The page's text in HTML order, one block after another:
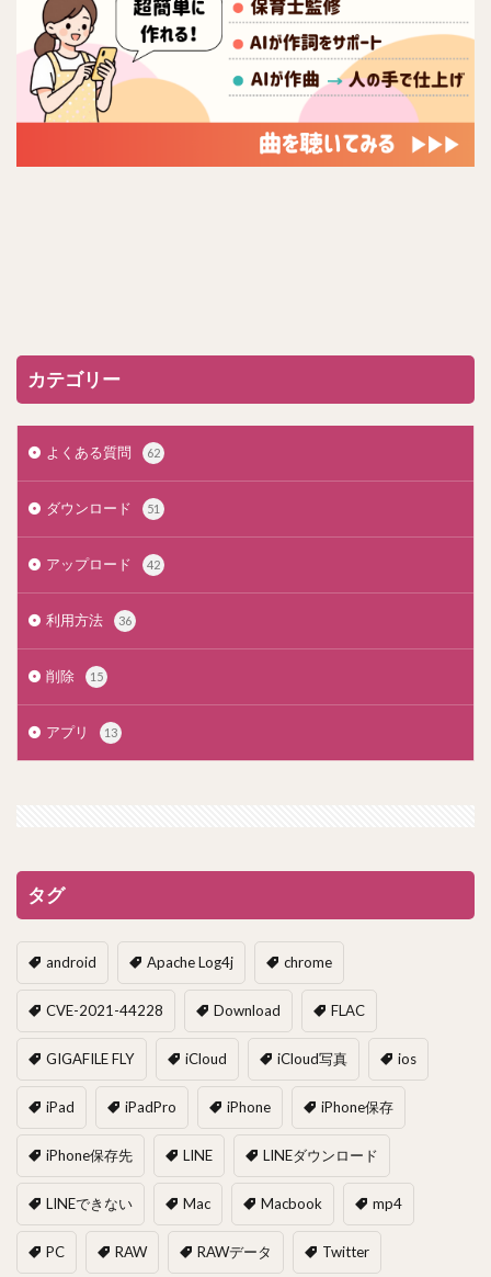
カテゴリー
よくある質問 62
ダウンロード 51
アップロード 42
利用方法 36
削除 15
アプリ 13
タグ
android Apache Log4j chrome
CVE-2021-44228 Download FLAC
GIGAFILE FLY iCloud iCloud写真 ios
iPad iPadPro iPhone iPhone保存
iPhone保存先 LINE LINEダウンロード
LINEできない Mac Macbook mp4
PC RAW RAWデータ Twitter